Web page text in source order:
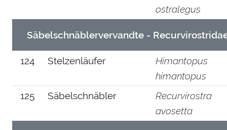
ostralegus
Säbelschnäblervervandte -
124 Stelzenläufer
Himantopus
himantopus
125
Säbelschnäbler
Recurvirostra
avosetta